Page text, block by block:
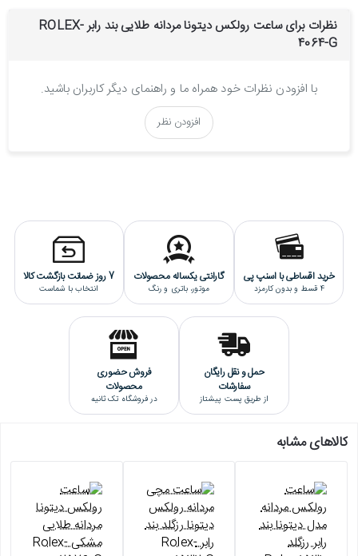
موتور ساعت رولکس دیتونا Rolex-4064-G
موتور این ساعت دیتونا از نوع کوارتز است که ساخت شرکت میوتا ژاپن می
باشد و دارای گارانتی یکساله است.
بالاترین کیفیت ساخت را داراست(گریدA+++).
نظرات برای ساعت رولکس دیتونا مردانه طلایی بند رابر ROLEX-
4064-G
با افزودن نظرات خود همراه ما و راهنمای دیگر کاربران باشید.
افزودن نظر
خرید اقساطی با اسنپ پی
4 قسط و بدون کارمزد
گارانتی یکساله محصولات
موتور، باتری و رنگ
7 روز ضمانت بازگشت کالا
انتخاب با شماست
حمل و نقل رایگان
سفارشات
از طریق پست پیشتاز
فروش حضوری
محصولات
در فروشگاه تک ثانیه
کالاهای مشابه